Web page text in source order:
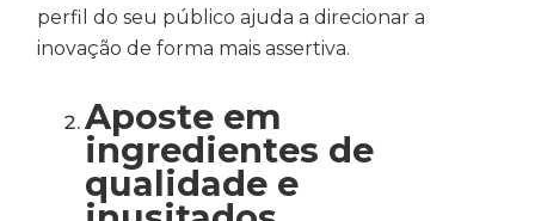
perfil do seu público ajuda a direcionar a
inovação de forma mais assertiva.
Aposte em
ingredientes de
qualidade e